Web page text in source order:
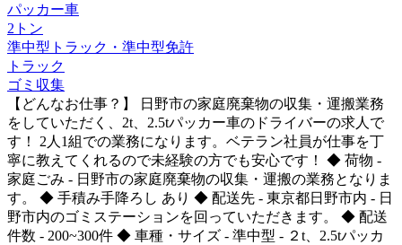
パッカー車
2トン
準中型トラック・準中型免許
トラック
ゴミ収集
【どんなお仕事？】 日野市の家庭廃棄物の収集・運搬業務
をしていただく、2t、2.5tパッカー車のドライバーの求人で
す！ 2人1組での業務になります。ベテラン社員が仕事を丁
寧に教えてくれるので未経験の方でも安心です！ ◆ 荷物 -
家庭ごみ - 日野市の家庭廃棄物の収集・運搬の業務となりま
す。 ◆ 手積み手降ろし あり ◆ 配送先 - 東京都日野市内 - 日
野市内のゴミステーションを回っていただきます。 ◆ 配送
件数 - 200~300件 ◆ 車種・サイズ - 準中型 - ２t、2.5tパッカ